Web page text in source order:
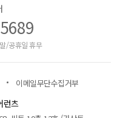
이메일무단수집거부
런츠
/공휴일 휴무